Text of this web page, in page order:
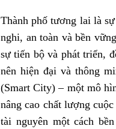
Thành phố tương lai là
nghi, an toàn và bền
sự tiến bộ và phát triển,
nên hiện đại và thông
(Smart City) – một mô
nâng cao chất lượng
tài nguyên một cách